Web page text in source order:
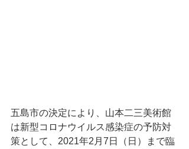
五島市の決定により、山本二三美術館
は新型コロナウイルス感染症の予防対
策として、2021年2月7日（日）まで臨